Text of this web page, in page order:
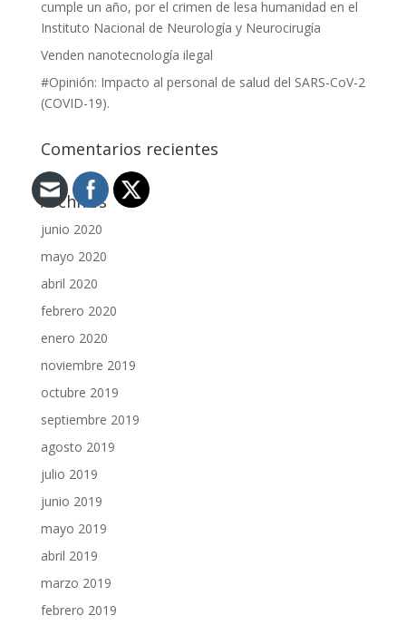
cumple un año, por el crimen de lesa humanidad en el
Instituto Nacional de Neurología y Neurocirugía
Venden nanotecnología ilegal
#Opinión: Impacto al personal de salud del SARS-CoV-2
(COVID-19).
Comentarios recientes
Archivos
junio 2020
mayo 2020
abril 2020
febrero 2020
enero 2020
noviembre 2019
octubre 2019
septiembre 2019
agosto 2019
julio 2019
junio 2019
mayo 2019
abril 2019
marzo 2019
febrero 2019